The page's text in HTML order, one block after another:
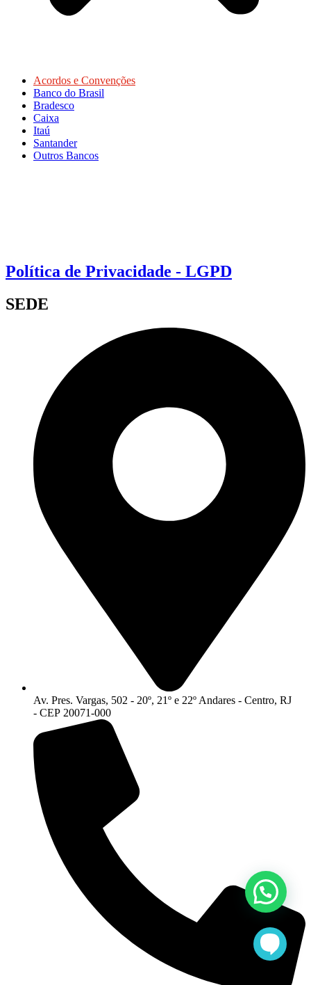
Acordos e Convenções
Banco do Brasil
Bradesco
Caixa
Itaú
Santander
Outros Bancos
Política de Privacidade - LGPD
SEDE
Av. Pres. Vargas, 502 - 20º, 21º e 22º Andares - Centro, RJ
- CEP 20071-000